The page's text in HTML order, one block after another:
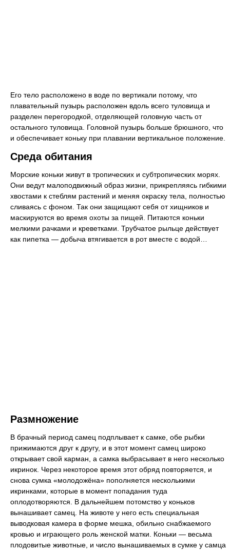
Его тело расположено в воде по вертикали потому, что
плавательный пузырь расположен вдоль всего туловища и
разделен перегородкой, отделяющей головную часть от
остального туловища. Головной пузырь больше брюшного, что
и обеспечивает коньку при плавании вертикальное положение.
Среда обитания
Морские коньки живут в тропических и субтропических морях.
Они ведут малоподвижный образ жизни, прикрепляясь гибкими
хвостами к стеблям растений и меняя окраску тела, полностью
сливаясь с фоном. Так они защищают себя от хищников и
маскируются во время охоты за пищей. Питаются коньки
мелкими рачками и креветками. Трубчатое рыльце действует
как пипетка — добыча втягивается в рот вместе с водой…
Размножение
В брачный период самец подплывает к самке, обе рыбки
прижимаются друг к другу, и в этот момент самец широко
открывает свой карман, а самка выбрасывает в него несколько
икринок. Через некоторое время этот обряд повторяется, и
снова сумка «молодожёна» пополняется несколькими
икринками, которые в момент попадания туда
оплодотворяются. В дальнейшем потомство у коньков
вынашивает самец. На животе у него есть специальная
выводковая камера в форме мешка, обильно снабжаемого
кровью и играющего роль женской матки. Коньки — весьма
плодовитые животные, и число вынашиваемых в сумке у самца